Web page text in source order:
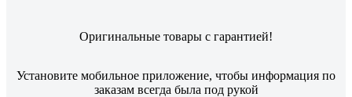
Оригинальные товары с гарантией!
Установите мобильное приложение, чтобы информация по
заказам всегда была под рукой